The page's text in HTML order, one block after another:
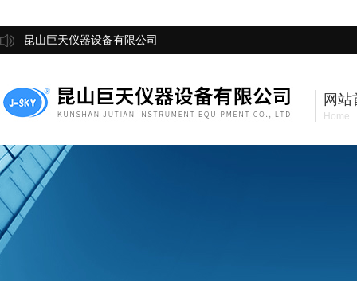
昆山巨天仪器设备有限公司
网站
Home